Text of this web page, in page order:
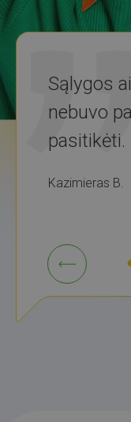
Sąlygos
nebuvo
pasitikėti.
Kazimieras B.